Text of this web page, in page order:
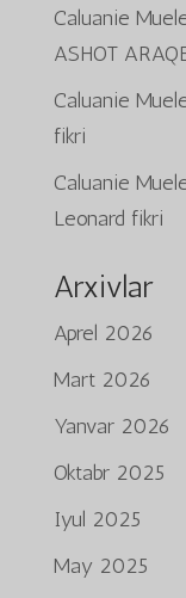
Caluanie
ASHOT
Caluanie
fikri
Caluanie
Leonard fikri
Arxivlar
Aprel 2026
Mart 2026
Yanvar 2026
Oktabr 2025
Iyul 2025
May 2025